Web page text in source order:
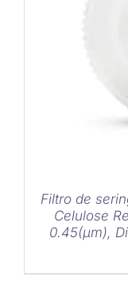
Filtro de
Celulose
0.45(μm),